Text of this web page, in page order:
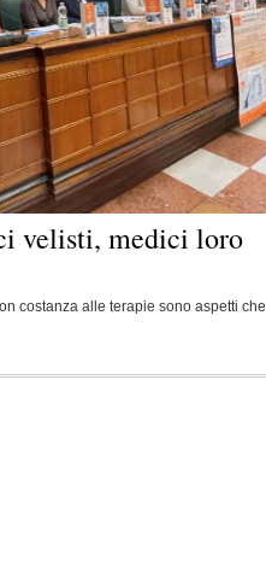
velisti, medici loro
costanza alle terapie sono aspetti che